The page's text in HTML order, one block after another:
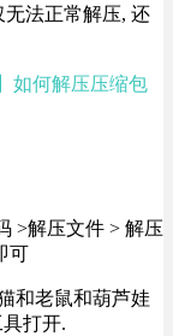
法正常解压, 还
如何解压压缩包
>解压文件 > 解压
可
和老鼠和葫芦娃
打开.